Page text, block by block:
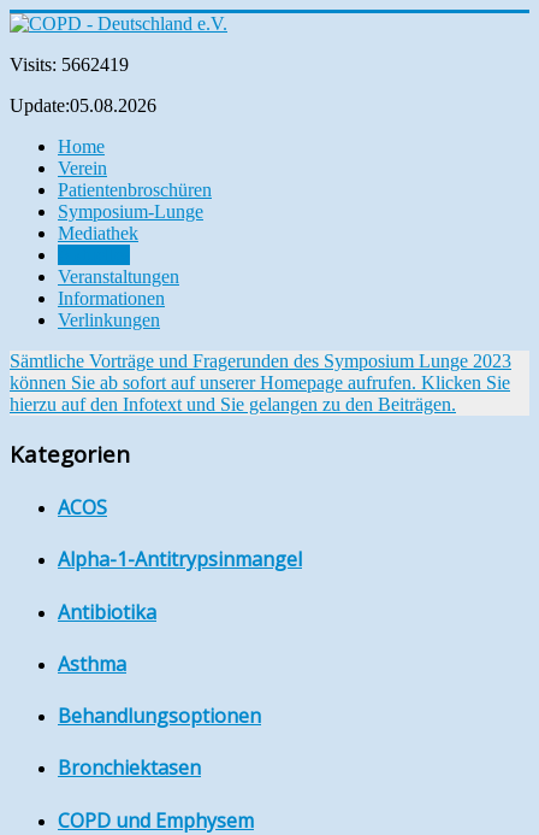
Visits: 5662419
Update:05.08.2026
Home
Verein
Patientenbroschüren
Symposium-Lunge
Mediathek
Veranstaltungen
Informationen
Verlinkungen
Sämtliche Vorträge und Fragerunden des Symposium Lunge 2023
können Sie ab sofort auf unserer Homepage aufrufen. Klicken Sie
hierzu auf den Infotext und Sie gelangen zu den Beiträgen.
Kategorien
ACOS
Alpha-1-Antitrypsinmangel
Antibiotika
Asthma
Behandlungsoptionen
Bronchiektasen
COPD und Emphysem